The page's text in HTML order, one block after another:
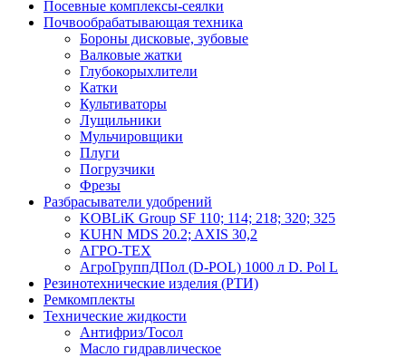
Посевные комплексы-сеялки
Почвообрабатывающая техника
Бороны дисковые, зубовые
Валковые жатки
Глубокорыхлители
Катки
Культиваторы
Лущильники
Мульчировщики
Плуги
Погрузчики
Фрезы
Разбрасыватели удобрений
KOBLiK Group SF 110; 114; 218; 320; 325
KUHN MDS 20.2; AXIS 30,2
АГРО-ТЕХ
АгроГруппДПол (D-POL) 1000 л D. Pol L
Резинотехнические изделия (РТИ)
Ремкомплекты
Технические жидкости
Антифриз/Тосол
Масло гидравлическое